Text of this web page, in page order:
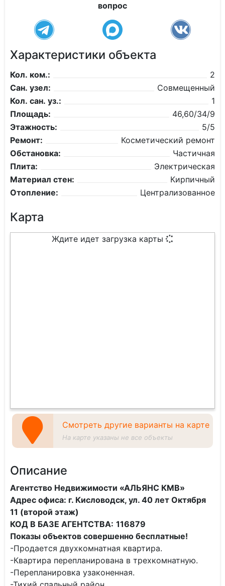
вопрос
Характеристики объекта
Кол. ком.:
2
Сан. узел:
Совмещенный
Кол. сан. уз.:
1
Площадь:
46,60/34/9
Этажность:
5/5
Ремонт:
Косметический ремонт
Обстановка:
Частичная
Плита:
Электрическая
Материал стен:
Кирпичный
Отопление:
Централизованное
Карта
Ждите идет загрузка карты
Смотреть другие варианты на карте
На карте указаны не все объекты
Описание
Агентство Недвижимости «АЛЬЯНС КМВ»
Адрес офиса: г. Кисловодск, ул. 40 лет Октября
11 (второй этаж)
КОД В БАЗЕ АГЕНТСТВА: 116879
Показы объектов совершенно бесплатные!
-Продается двухкомнатная квартира.
-Квартира перепланирована в трехкомнатную.
-Перепланировка узаконенная.